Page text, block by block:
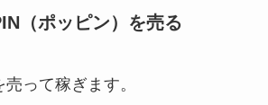
（ポッピン）を売る
って稼ぎます。